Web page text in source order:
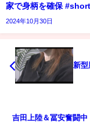
家で身柄を確保
2024年10月30日
新型
吉田上陸＆冨安奮闘